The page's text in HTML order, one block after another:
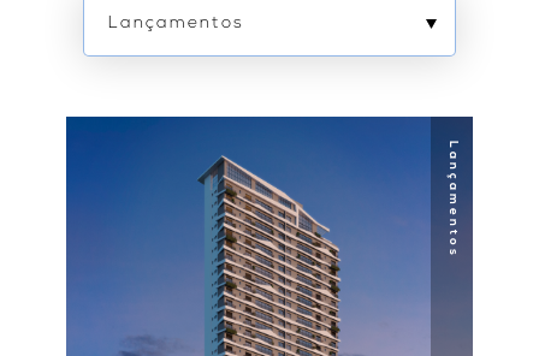
Tire suas Dúvidas
INDIQUE UM AMIGO
Em construção
Lançamentos
Condomínio Horizontal
Lançamentos